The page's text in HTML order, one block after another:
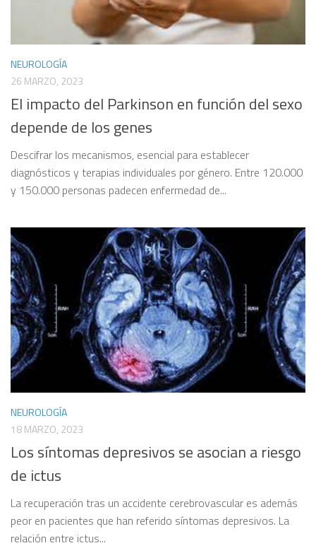
NEUROLOGÍA
26 MARZO, 2023
El impacto del Parkinson en función del sexo
depende de los genes
Descifrar los mecanismos, esencial para establecer
diagnósticos y terapias individuales por género. Entre 120.000
y 150.000 personas padecen enfermedad de...
NEUROLOGÍA
18 MARZO, 2023
Los síntomas depresivos se asocian a riesgo
de ictus
La recuperación tras un accidente cerebrovascular es además
peor en pacientes que han referido síntomas depresivos. La
relación entre ictus...